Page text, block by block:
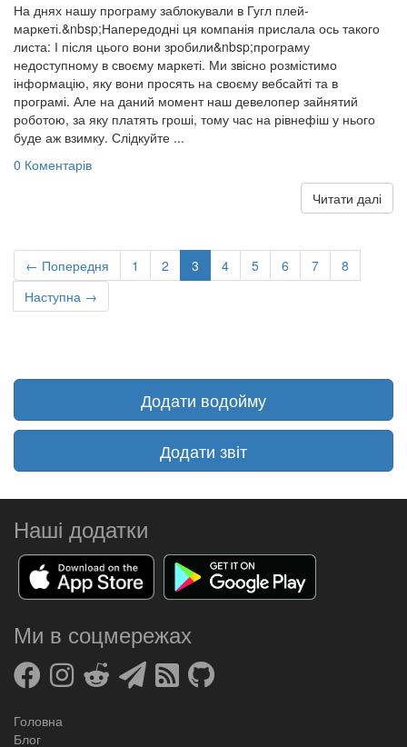
На днях нашу програму заблокували в Гугл плей-
маркеті.&nbsp;Напередодні ця компанія прислала ось такого
листа: І після цього вони зробили&nbsp;програму
недоступному в своєму маркеті. Ми звісно розмістимо
інформацію, яку вони просять на своєму вебсайті та в
програмі. Але на даний момент наш девелопер зайнятий
роботою, за яку платять гроші, тому час на рівнефіш у нього
буде аж взимку. Слідкуйте ...
0 Коментарів
Читати далі
← Попередня 1 2 3 4 5 6 7
8
Наступна →
Додати водойму
Додати звіт
Наші додатки
Ми в соцмережах
Головна
Блог